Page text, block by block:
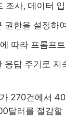
조사, 데이터
권한을 설정하
따라 프롬프
응답 주기로 지
270건에서
달러를 절감할